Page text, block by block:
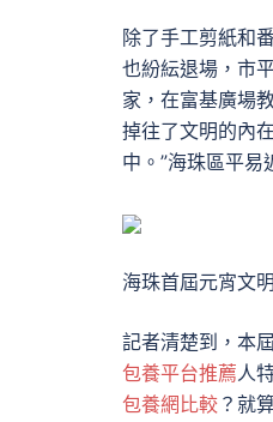
除了手工剪紙和
也紛紜退場，市
家，在富基廣場
掉往了文明的內
中。”海珠區平易
海珠首屆元宵文
記者清楚到，本
包養平台推薦人
包養網比較 ？就